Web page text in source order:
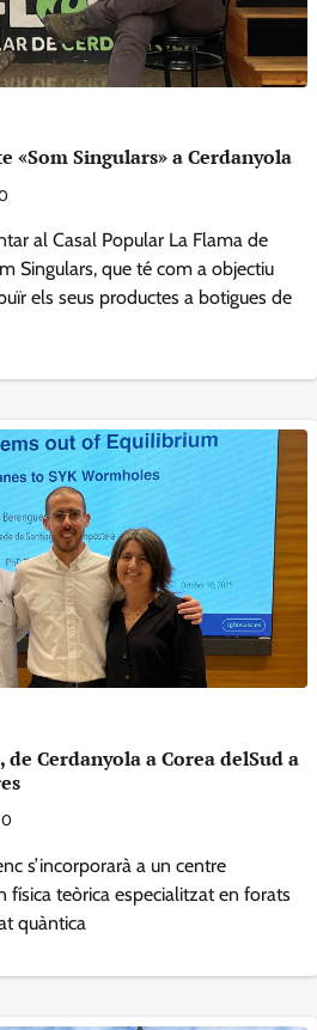
«Som Singulars» a Cerdanyola
al Casal Popular La Flama de
Singulars, que té com a objectiu
els seus productes a botigues de
Cerdanyola a Corea delSud a
0
s’incorporarà a un centre
física teòrica especialitzat en forats
quàntica